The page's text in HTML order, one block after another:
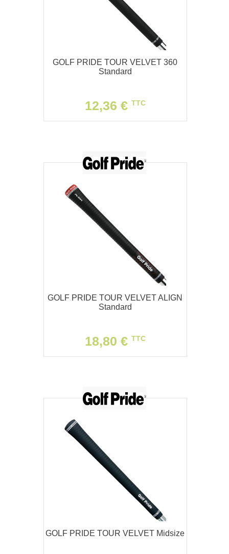
GOLF PRIDE TOUR VELVET 360
Standard
12,36 € TTC
GOLF PRIDE TOUR VELVET ALIGN
Standard
18,80 € TTC
GOLF PRIDE TOUR VELVET Midsize